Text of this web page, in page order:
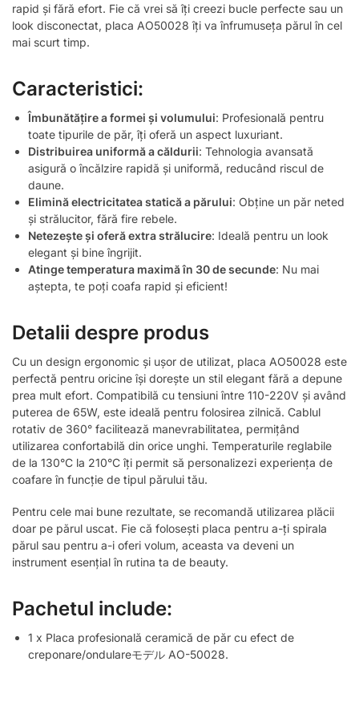
rapid și fără efort. Fie că vrei să îți creezi bucle perfecte sau un
look disconectat, placa AO50028 îți va înfrumuseța părul în cel
mai scurt timp.
Caracteristici:
Îmbunătățire a formei și volumului: Profesională pentru
toate tipurile de păr, îți oferă un aspect luxuriant.
Distribuirea uniformă a căldurii: Tehnologia avansată
asigură o încălzire rapidă și uniformă, reducând riscul de
daune.
Elimină electricitatea statică a părului: Obține un păr neted
și strălucitor, fără fire rebele.
Netezește și oferă extra strălucire: Ideală pentru un look
elegant și bine îngrijit.
Atinge temperatura maximă în 30 de secunde: Nu mai
aștepta, te poți coafa rapid și eficient!
Detalii despre produs
Cu un design ergonomic și ușor de utilizat, placa AO50028 este
perfectă pentru oricine își dorește un stil elegant fără a depune
prea mult efort. Compatibilă cu tensiuni între 110-220V și având
puterea de 65W, este ideală pentru folosirea zilnică. Cablul
rotativ de 360° facilitează manevrabilitatea, permițând
utilizarea confortabilă din orice unghi. Temperaturile reglabile
de la 130°C la 210°C îți permit să personalizezi experiența de
coafare în funcție de tipul părului tău.
Pentru cele mai bune rezultate, se recomandă utilizarea plăcii
doar pe părul uscat. Fie că folosești placa pentru a-ți spirala
părul sau pentru a-i oferi volum, aceasta va deveni un
instrument esențial în rutina ta de beauty.
Pachetul include:
1 x Placa profesională ceramică de păr cu efect de
creponare/ondulareモデル AO-50028.